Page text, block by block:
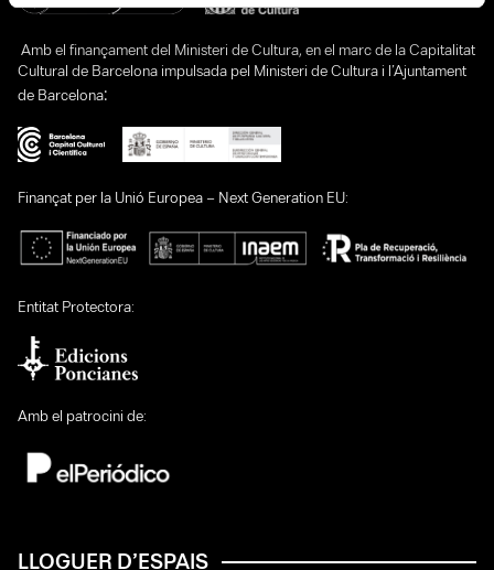
Amb el finançament del Ministeri de Cultura, en el marc de la Capitalitat
Cultural de Barcelona impulsada pel Ministeri de Cultura i l’Ajuntament
de Barcelona:
Finançat per la Unió Europea – Next Generation EU:
Entitat Protectora:
Amb el patrocini de:
LLOGUER D’ESPAIS